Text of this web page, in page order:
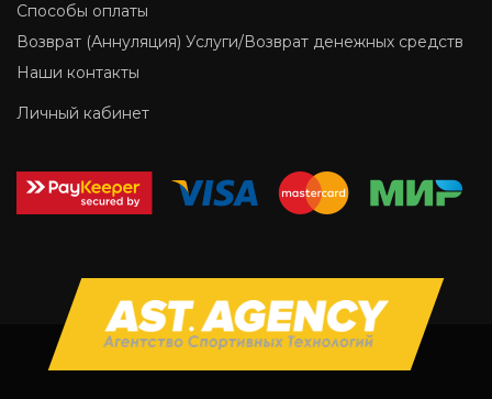
Способы оплаты
Возврат (Аннуляция) Услуги/Возврат денежных средств
Наши контакты
Личный кабинет